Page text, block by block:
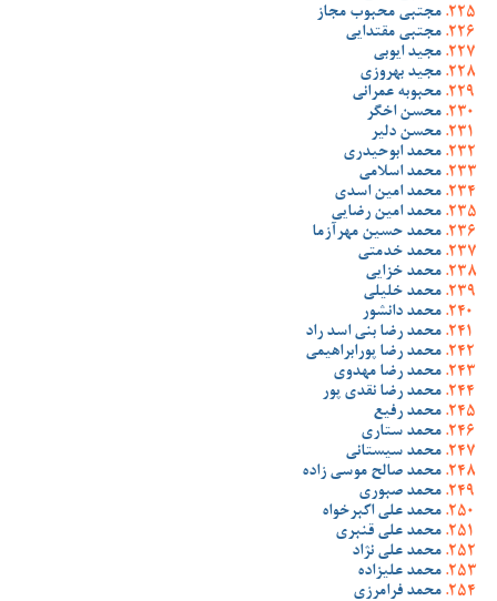
مجتبی محبوب مجاز
مجتبی مقتدایی
مجید ایوبی
مجید بهروزی
محبوبه عمرانی
محسن اخگر
محسن دلیر
محمد ابوحیدری
محمد اسلامی
محمد امین اسدی
محمد امین رضایی
محمد حسین مهرآزما
محمد خدمتی
محمد خزایی
محمد خلیلی
محمد دانشور
محمد رضا بنی اسد راد
محمد رضا پورابراهیمی
محمد رضا مهدوی
محمد رضا نقدی پور
محمد رفیع
محمد ستاری
محمد سیستانی
محمد صالح موسی زاده
محمد صبوری
محمد علی اکبرخواه
محمد علی قنبری
محمد علی نژاد
محمد علیزاده
محمد فرامرزی